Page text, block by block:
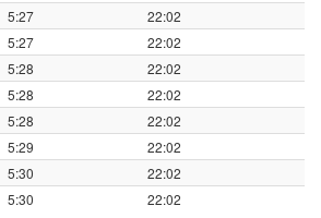
5:27
22:02
5:27
22:02
5:28
22:02
5:28
22:02
5:28
22:02
5:29
22:02
5:30
22:02
5:30 22:02